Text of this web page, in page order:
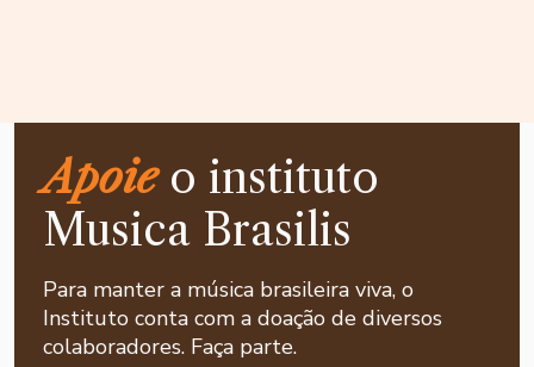
Apoieo instituto
Musica Brasilis
Para manter a música brasileira viva, o
Instituto conta com a doação de diversos
colaboradores. Faça parte.